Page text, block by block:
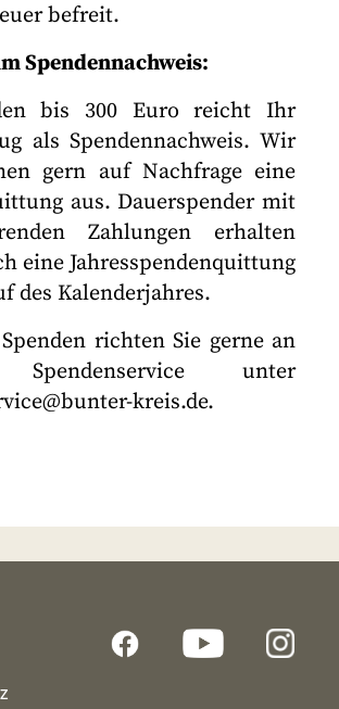
befreit.
Spendennachweis:
bis 300 Euro reicht Ihr
als Spendennachweis. Wir
gern auf Nachfrage eine
aus. Dauerspender mit
Zahlungen erhalten
eine Jahresspendenquittung
des Kalenderjahres.
richten Sie gerne an
Spendenservice unter
kreis.de.